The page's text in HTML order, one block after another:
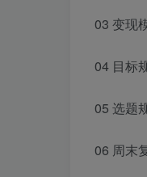
03 变现
04 目标
05 选题
06 周末